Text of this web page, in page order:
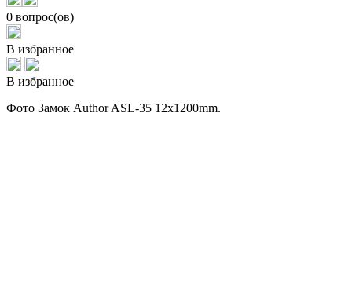
0 вопрос(ов)
В избранное
В избранное
Фото Замок Author ASL-35 12x1200mm.